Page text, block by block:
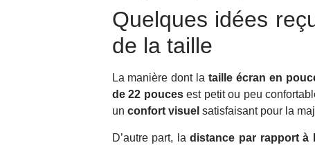
Quelques idées
de la taille
La manière dont lataille écran en
de 22 poucesest petit ou peu
un confort visuel satisfaisant pour la
D’autre part, ladistance par rapport à